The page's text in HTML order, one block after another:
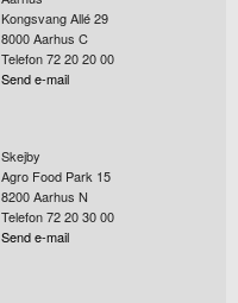
Kongsvang Allé 29
8000Aarhus C
Telefon 72 20 20 00
Send e-mail
Skejby
Agro Food Park 15
8200Aarhus N
Telefon 72 20 30 00
Send e-mail